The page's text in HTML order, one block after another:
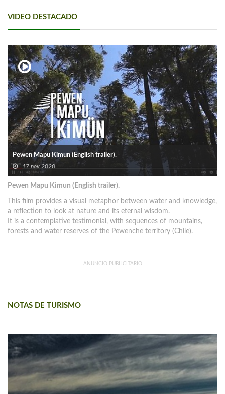
VIDEO DESTACADO
Pewen Mapu Kimun (English trailer).
17 nov 2020
Pewen Mapu Kimun (English trailer).
This film provides a visual metaphor between water and knowledge,
a reflection to look at nature and its eternal wisdom.
It is a contemplative testimonial, with sequences of mountains,
forests and water reserves of the Pewenche territory (Chile).
ANUNCIO PUBLICITARIO
NOTAS DE TURISMO